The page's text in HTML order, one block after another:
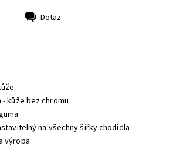
Dotaz
kůže bez chromu
na všechny šířky chodidla
výroba